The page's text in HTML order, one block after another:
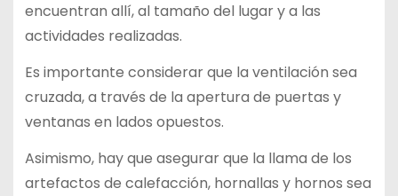
encuentran allí, al tamaño del lugar y a las
actividades realizadas.
Es importante considerar que la ventilación sea
cruzada, a través de la apertura de puertas y
ventanas en lados opuestos.
Asimismo, hay que asegurar que la llama de los
artefactos de calefacción, hornallas y hornos sea